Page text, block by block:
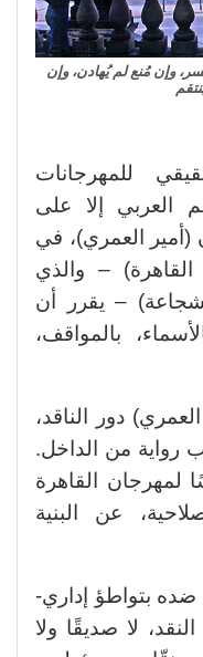
وإن مُنع لم يُهادن، وإن
للمهرجانات
العربي إلا على
العمري)، في
– والذي
– يقرر أن
بالمواقف،
دور الناقد،
رواية من الداخل.
لمهرجان القاهرة
عن البنية
ضده بتواطؤ إداري-
لا صديقًا ولا